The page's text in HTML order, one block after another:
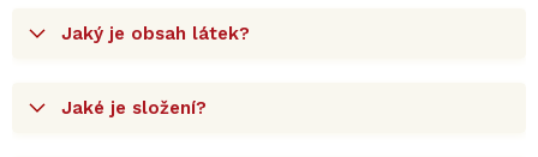
Jaký je obsah látek?
Jaké je složení?